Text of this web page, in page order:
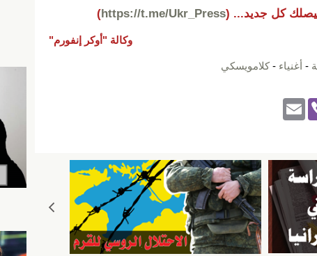
كل جديد... (
https://t.me/Ukr_Press
)
وكالة "أوكر إنفورم"
- أغنياء - كلامويسكي
Vi